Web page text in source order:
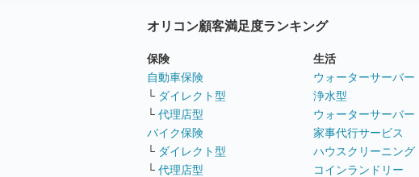
オリコン顧客満足度ランキング
保険
自動車保険
└ ダイレクト型
└ 代理店型
バイク保険
└ ダイレクト型
└ 代理店型
生活
ウォーターサーバー
浄水型
ウォーターサーバー
家事代行サービス
ハウスクリーニング
コインランドリー